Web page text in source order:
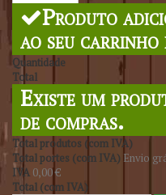
Pesquisar
Produto
ao seu carrinho
Quantidade
Total
Existe um
de compras.
Total produtos (com IVA)
Total portes (com IVA) Envio
IVA 0,00 €
Total (com IVA)